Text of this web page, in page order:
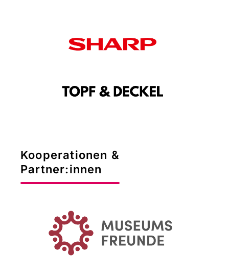
Kooperationen &
Partner:innen